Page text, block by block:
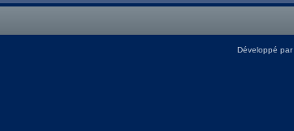
Développé par